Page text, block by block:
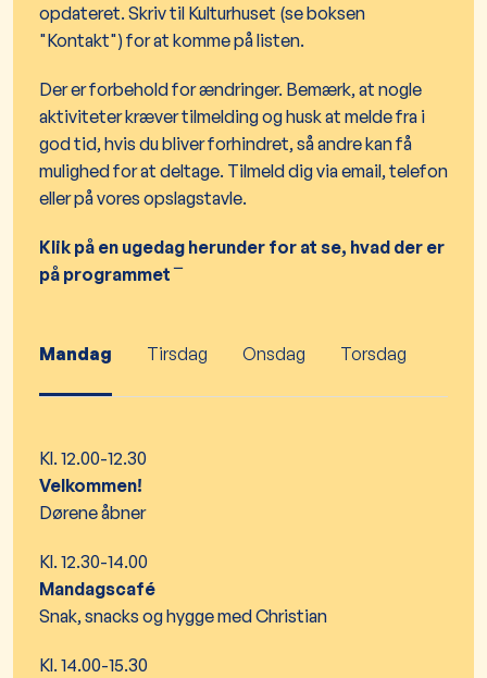
opdateret. Skriv til Kulturhuset​ (se boksen
"Kontakt") for at komme på listen.
Der er forbehold for ændringer. Bemærk,​ at nogle
aktiviteter kræver tilmelding og husk at melde fra i
god tid, hvis du bliver forhindret, så andre kan få
mulighed for at deltage. Tilmeld dig via email, telefon
eller på vores opslagstavle.
Klik på en ugedag herunder for at se, hvad der er
på programmet¯
Mandag Tirsdag Onsdag Torsdag
Kl. 12.00-12.30
Velkommen!
Dørene åbner
Kl. 12.30-14.00
Mandagscafé
Snak, snacks og hygge med Christian
Kl. 14.00-15.30